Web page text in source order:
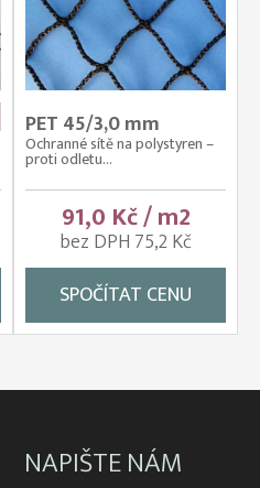
PET 45/3,0 mm
Ochranné sítě na polystyren –
proti odletu...
91,0 Kč / m2
bez DPH 75,2 Kč
SPOČÍTAT CENU
NAPIŠTE NÁM